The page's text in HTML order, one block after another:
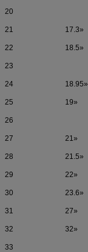
20
21 17.3»
22 18.5»
23
24 18.95»
25 19»
26
27 21»
28 21.5»
29 22»
30 23.6»
31 27»
32 32»
33